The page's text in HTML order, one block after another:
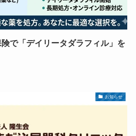
で「デイリータダラフィル」を
お知らせ